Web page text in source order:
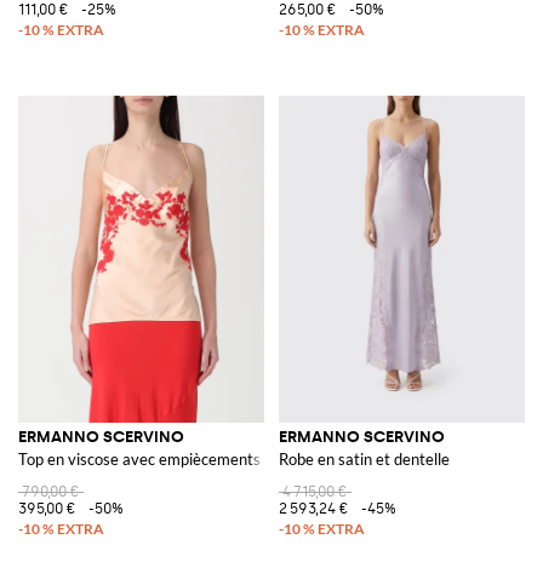
111,00 €
-25%
265,00 €
-50%
ERMANNO SCERVINO
Top en viscose avec empiècements en dentelle
790,00 €
395,00 €
-50%
ERMANNO SCERVINO
Robe en satin et dentelle
4 715,00 €
2 593,24 €
-45%